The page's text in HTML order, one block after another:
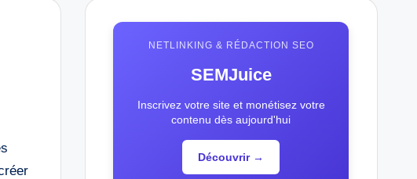
NETLINKING & RÉDACTION SEO
SEMJuice
Inscrivez votre site et monétisez votre
contenu dès aujourd'hui
Découvrir →